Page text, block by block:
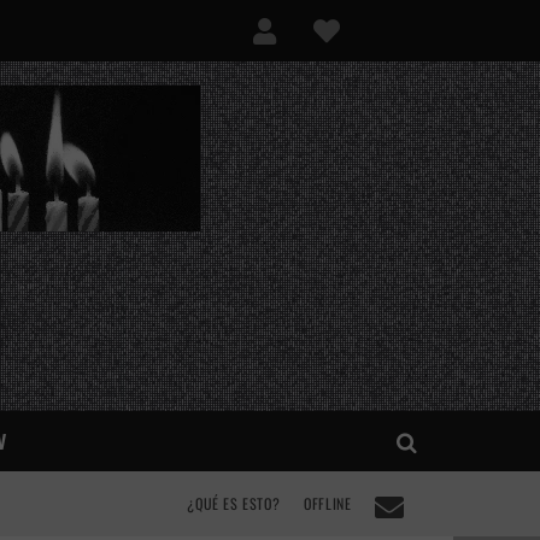
¿QUÉ ES ESTO? OFFLINE